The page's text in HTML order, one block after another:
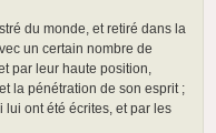
du monde, et retiré dans la
un certain nombre de
par leur haute position,
la pénétration de son esprit ;
lui ont été écrites, et par les